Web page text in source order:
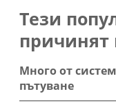
Тези
причинят
Много от
пътуване